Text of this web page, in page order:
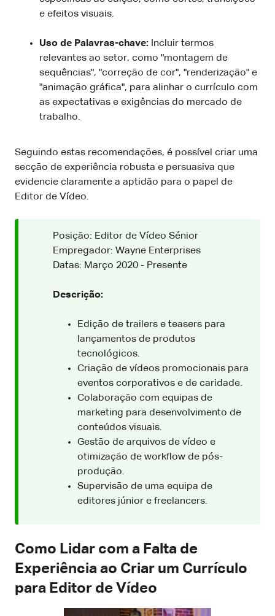
e efeitos visuais.
Uso de Palavras-chave: Incluir termos
relevantes ao setor, como "montagem de
sequências", "correção de cor", "renderização" e
"animação gráfica", para alinhar o currículo com
as expectativas e exigências do mercado de
trabalho.
Seguindo estas recomendações, é possível criar uma
secção de experiência robusta e persuasiva que
evidencie claramente a aptidão para o papel de
Editor de Vídeo.
Posição: Editor de Vídeo Sénior
Empregador: Wayne Enterprises
Datas: Março 2020 - Presente
Descrição:
Edição de trailers e teasers para
lançamentos de produtos
tecnológicos.
Criação de vídeos promocionais para
eventos corporativos e de caridade.
Colaboração com equipas de
marketing para desenvolvimento de
conteúdos visuais.
Gestão de arquivos de vídeo e
otimização de workflow de pós-
produção.
Supervisão de uma equipa de
editores júnior e freelancers.
Como Lidar com a Falta de
Experiência ao Criar um Currículo
para Editor de Vídeo